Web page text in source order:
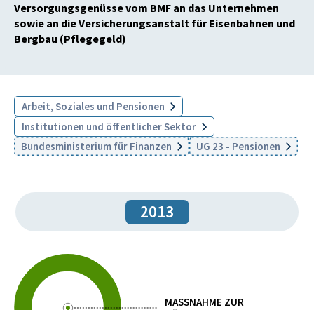
Versorgungsgenüsse vom BMF an das Unternehmen
sowie an die Versicherungsanstalt für Eisenbahnen und
Bergbau (Pflegegeld)
Arbeit, Soziales und Pensionen
Institutionen und öffentlicher Sektor
Bundesministerium für Finanzen
UG 23 - Pensionen
2013
MASSNAHME ZUR